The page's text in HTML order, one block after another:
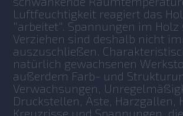
Luftfeuchtigkeit reagiert das
"arbeitet". Spannungen im Holz
Verziehen sind deshalb nicht
auszuschließen.
natürlich gewachsenen
außerdem Farb- und
Verwachsungen,
Druckstellen, Äste, Harzgallen,
Kreuzrisse und Spannungen,